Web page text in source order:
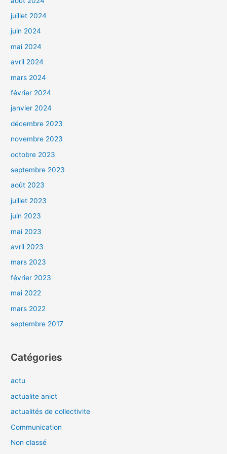
juillet 2024
juin 2024
mai 2024
avril 2024
mars 2024
février 2024
janvier 2024
décembre 2023
novembre 2023
octobre 2023
septembre 2023
août 2023
juillet 2023
juin 2023
mai 2023
avril 2023
mars 2023
février 2023
mai 2022
mars 2022
septembre 2017
Catégories
actu
actualite anict
actualités de collectivite
Communication
Non classé